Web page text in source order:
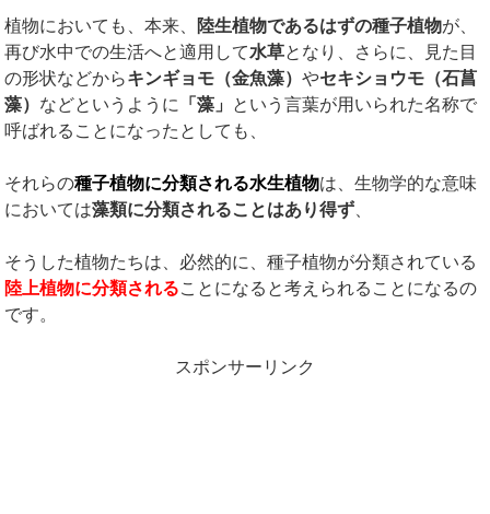
植物においても、本来、 陸生植物であるはずの種子植物が、
再び水中での生活へと適用して水草となり、さらに、見た目
の形状などからキンギョモ（金魚藻）やセキショウモ（石菖
藻） などというように 「藻」 という言葉が用いられた名称で
呼ばれることになったとしても、
それらの種子植物に分類される水生植物は、生物学的な意味
においては藻類に分類されることはあり得ず
そうした植物たちは、必然的に、種子植物が分類されている
陸上植物に分類されることになると考えられることになるの
です。
スポンサーリンク